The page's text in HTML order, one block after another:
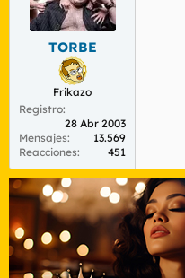
a
TORBE
Frikazo
Registro
28 Abr 2003
Mensajes
13.569
Reacciones
451